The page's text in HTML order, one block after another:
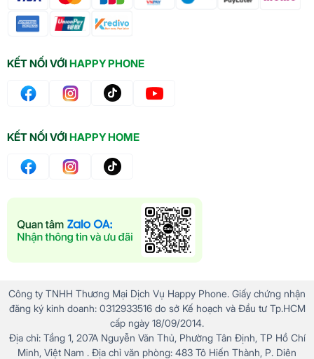
KẾT NỐI VỚIHAPPY PHONE
KẾT NỐI VỚIHAPPY HOME
Công ty TNHH Thương Mại Dịch Vụ Happy Phone. Giấy chứng nhận
đăng ký kinh doanh: 0312933516 do sở Kế hoạch và Đầu tư Tp.HCM
cấp ngày 18/09/2014.
Địa chỉ: Tầng 1, 207A Nguyễn Văn Thủ, Phường Tân Định, TP Hồ Chí
Minh, Việt Nam . Địa chỉ văn phòng: 483 Tô Hiến Thành, P. Diên